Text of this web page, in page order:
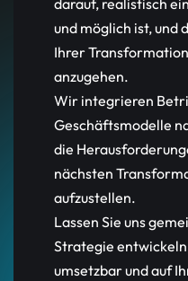
darauf, realistisch
und möglich ist, und
Ihrer
anzugehen.
Wir integrieren
Geschäftsmodelle
die
nächsten
aufzustellen.
Lassen Sie uns
Strategie
umsetzbar und auf